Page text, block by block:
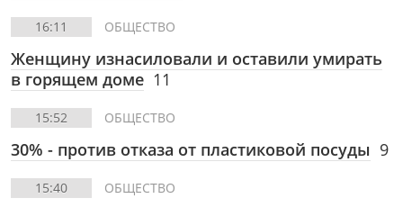
16:11 ОБЩЕСТВО
Женщину изнасиловали и оставили умирать
в горящем доме 11
15:52 ОБЩЕСТВО
30% - против отказа от пластиковой посуды 9
15:40 ОБЩЕСТВО